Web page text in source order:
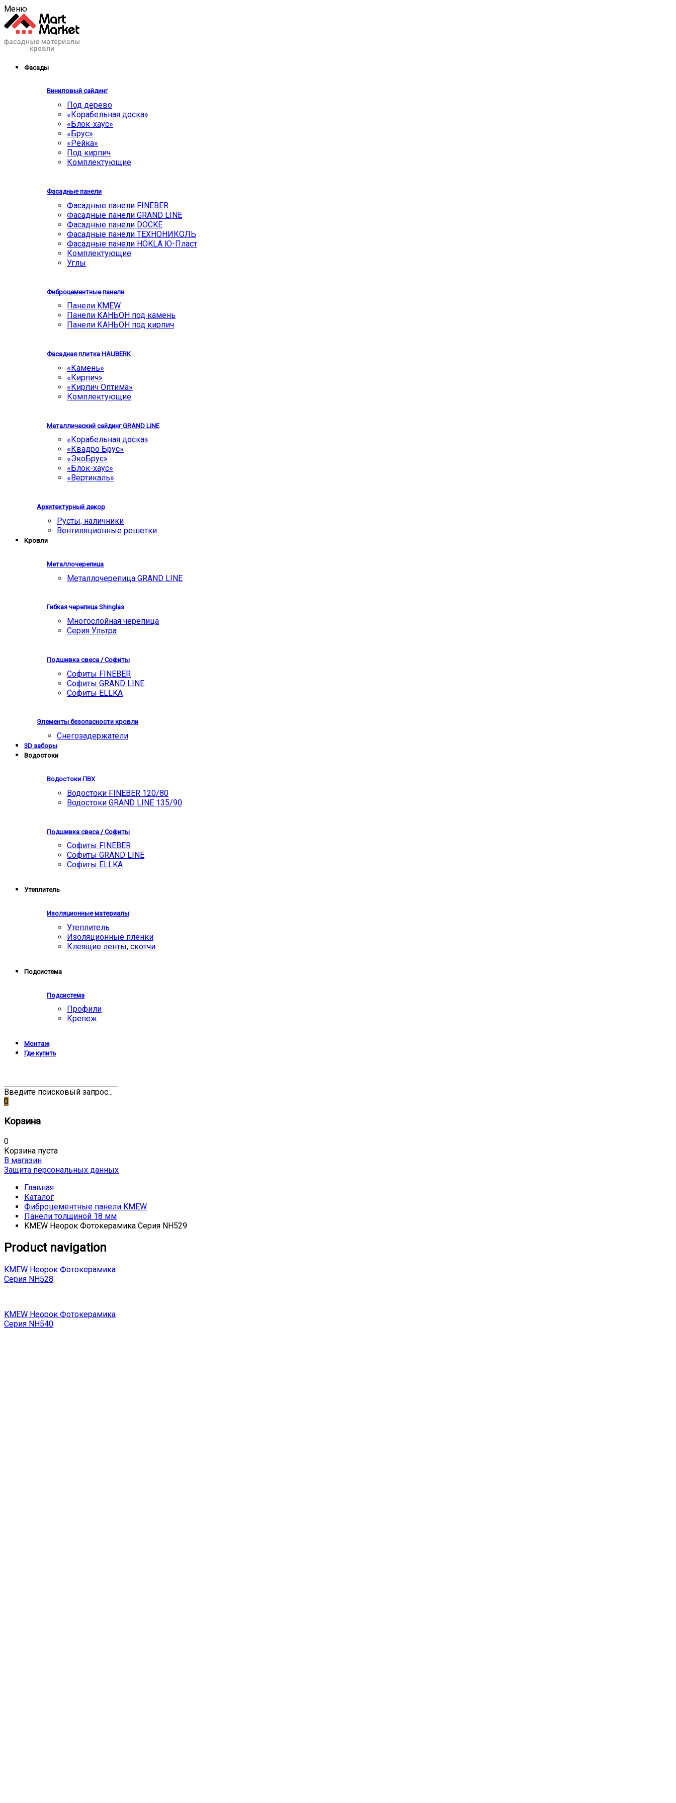
Меню
Фасады
Виниловый сайдинг
Под дерево
«Корабельная доска»
«Блок-хаус»
«Брус»
«Рейка»
Под кирпич
Комплектующие
Фасадные панели
Фасадные панели FINEBER
Фасадные панели GRAND LINE
Фасадные панели DOCKE
Фасадные панели ТЕХНОНИКОЛЬ
Фасадные панели HOKLA Ю-Пласт
Комплектующие
Углы
Фиброцементные панели
Панели KMEW
Панели КАНЬОН под камень
Панели КАНЬОН под кирпич
Фасадная плитка HAUBERK
«Камень»
«Кирпич»
«Кирпич Оптима»
Комплектующие
Металлический сайдинг GRAND LINE
«Корабельная доска»
«Квадро Брус»
«ЭкоБрус»
«Блок-хаус»
«Вертикаль»
Архитектурный декор
Русты, наличники
Вентиляционные решетки
Кровли
Металлочерепица
Металлочерепица GRAND LINE
Гибкая черепица Shinglas
Многослойная черепица
Серия Ультра
Подшивка свеса / Софиты
Софиты FINEBER
Софиты GRAND LINE
Софиты ELLKA
Элементы безопасности кровли
Снегозадержатели
3D заборы
Водостоки
Водостоки ПВХ
Водостоки FINEBER 120/80
Водостоки GRAND LINE 135/90
Подшивка свеса / Софиты
Софиты FINEBER
Софиты GRAND LINE
Софиты ELLKA
Утеплитель
Изоляционные материалы
Утеплитель
Изоляционные пленки
Клеящие ленты, скотчи
Подсистема
Подсистема
Профили
Крепеж
Монтаж
Где купить
Введите поисковый запрос...
0
Корзина
0
Корзина пуста
В магазин
Защита персональных данных
Главная
Каталог
Фиброцементные панели KMEW
Панели толщиной 18 мм
KMEW Неорок Фотокерамика Серия NH529
Product navigation
KMEW Неорок Фотокерамика
Серия NH528
KMEW Неорок Фотокерамика
Серия NH540